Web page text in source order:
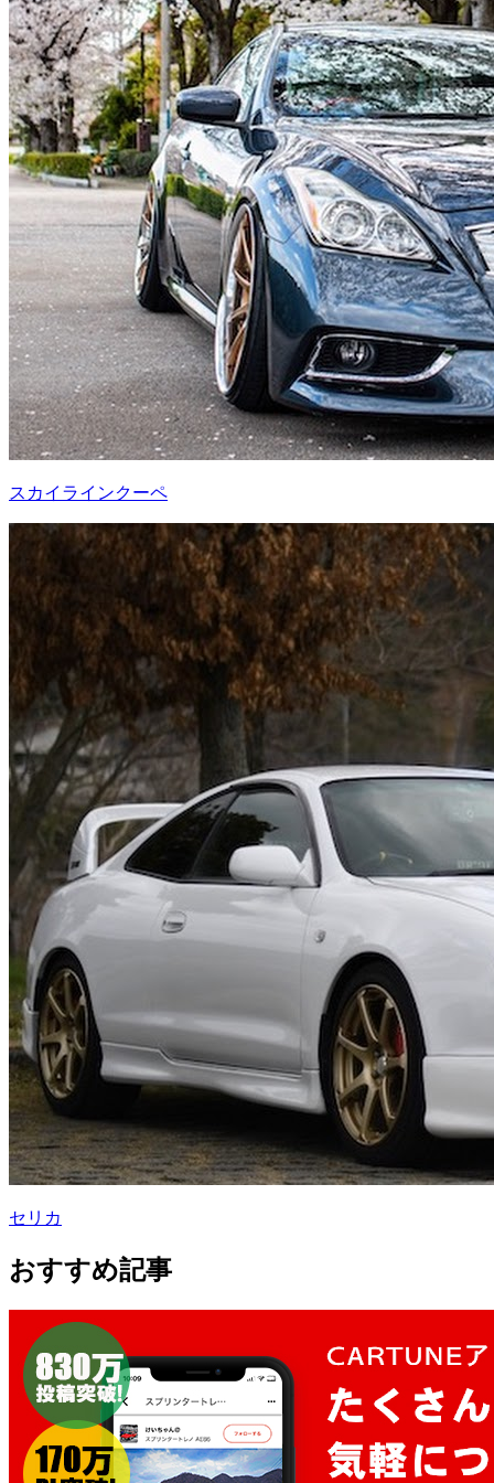
スカイラインクーペ
セリカ
おすすめ記事